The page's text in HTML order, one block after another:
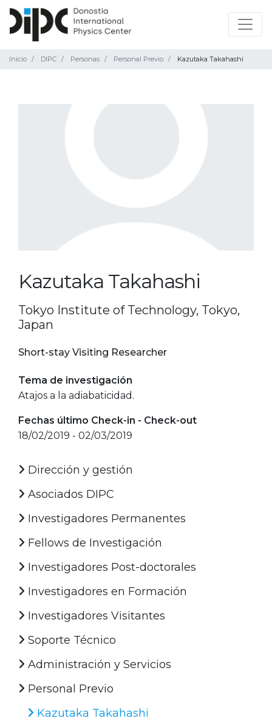
Inicio DIPC Personas Personal Previo Kazutaka Takahashi
Kazutaka Takahashi
Tokyo Institute of Technology, Tokyo,
Japan
Short-stay Visiting Researcher
Tema de investigación
Atajos a la adiabaticidad.
Fechas último Check-in - Check-out
18/02/2019 - 02/03/2019
Dirección y gestión
Asociados DIPC
Investigadores Permanentes
Fellows de Investigación
Investigadores Post-doctorales
Investigadores en Formación
Investigadores Visitantes
Soporte Técnico
Administración y Servicios
Personal Previo
Kazutaka Takahashi